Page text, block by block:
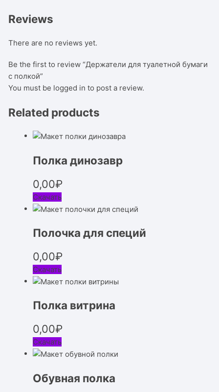
Reviews
There are no reviews yet.
Be the first to review “Держатели для туалетной бумаги
с полкой”
You must be logged in to post a review.
Related products
Полка динозавр
0,00₽
Скачать
Полочка для специй
0,00₽
Скачать
Полка витрина
0,00₽
Скачать
Обувная полка